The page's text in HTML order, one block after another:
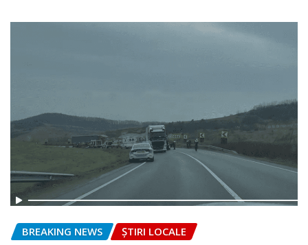
BREAKING NEWS ȘTIRI LOCALE